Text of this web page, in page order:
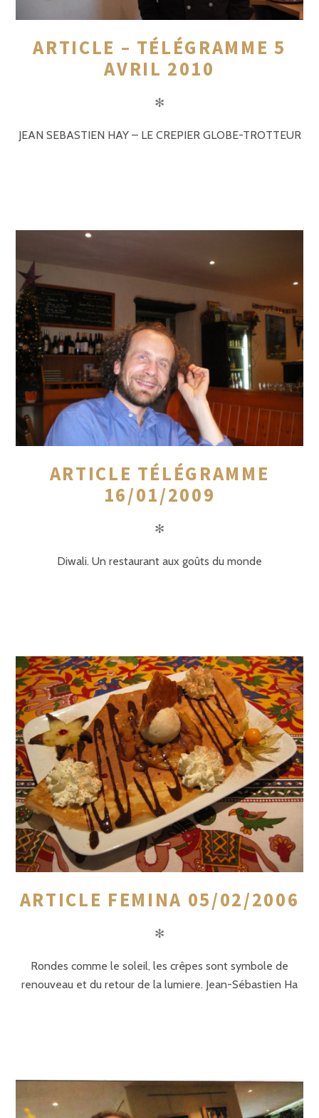
ARTICLE – TÉLÉGRAMME 5
AVRIL 2010
✻
JEAN SEBASTIEN HAY – LE CREPIER GLOBE-TROTTEUR
ARTICLE TÉLÉGRAMME
16/01/2009
✻
Diwali. Un restaurant aux goûts du monde
ARTICLE FEMINA 05/02/2006
✻
Rondes comme le soleil, les crêpes sont symbole de
renouveau et du retour de la lumiere. Jean-Sébastien Ha